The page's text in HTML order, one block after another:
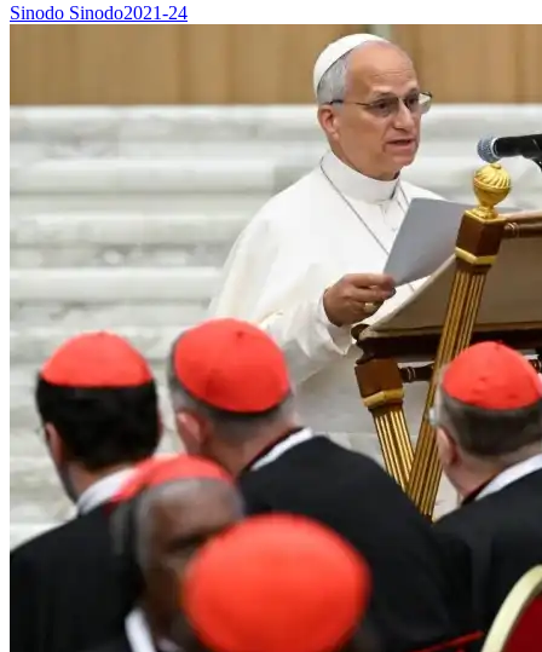
Sinodo Sinodo2021-24